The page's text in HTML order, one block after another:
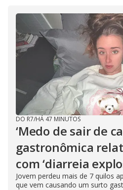
DO R7/HÁ 47 MINUTOS
‘Medo de sair de
gastronômica
com ‘diarreia
Jovem perdeu mais de 7 quilos
que vem causando um surto